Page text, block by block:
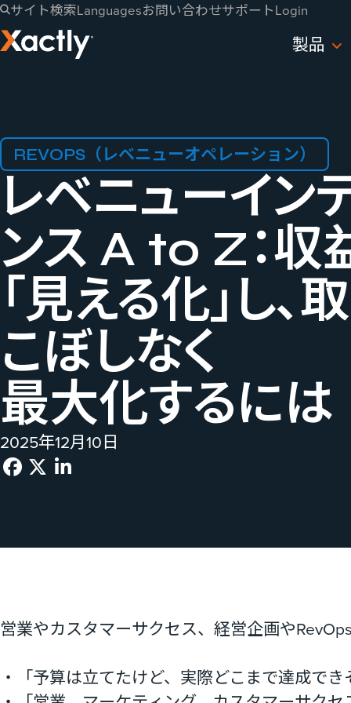
サイト検索Languagesお問い合わせサポートLogin
製品
REVOPS（レベニューオペレーション）
レベニューイン
ンス A to Z：収
「見える​化」し、​
こぼしなく​
最大化するには
2025年12月10日
営業やカスタマーサクセス、経営企画や
・「予算は立てたけど、実際どこまで達成で